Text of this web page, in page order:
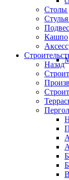
Столы
Кашпо
Назад